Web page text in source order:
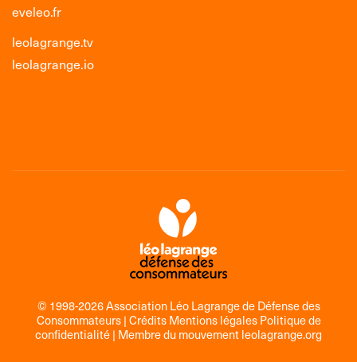
eveleo.fr
leolagrange.tv
leolagrange.io
© 1998-2026 Association Léo Lagrange de Défense des
Consommateurs |Crédits Mentions légales Politique de
confidentialité| Membre du mouvementleolagrange.org